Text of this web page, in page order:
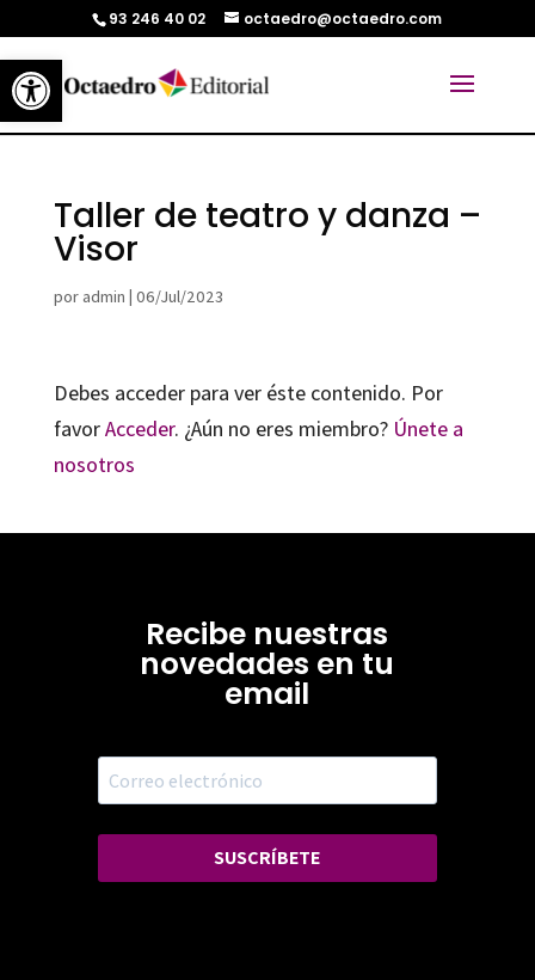
Abrir barra de herramientas
93 246 40 02 octaedro@octaedro.com
Taller de teatro y danza –
Visor
por admin | 06/Jul/2023
Debes acceder para ver éste contenido. Por
favorAcceder. ¿Aún no eres miembro? Únete a
nosotros
Recibe nuestras
novedades en tu
email
SUSCRÍBETE